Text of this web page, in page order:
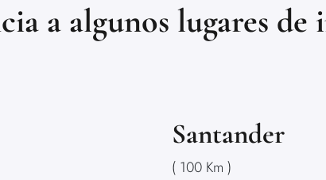
a algunos lugares de
Santander
( 100 Km )